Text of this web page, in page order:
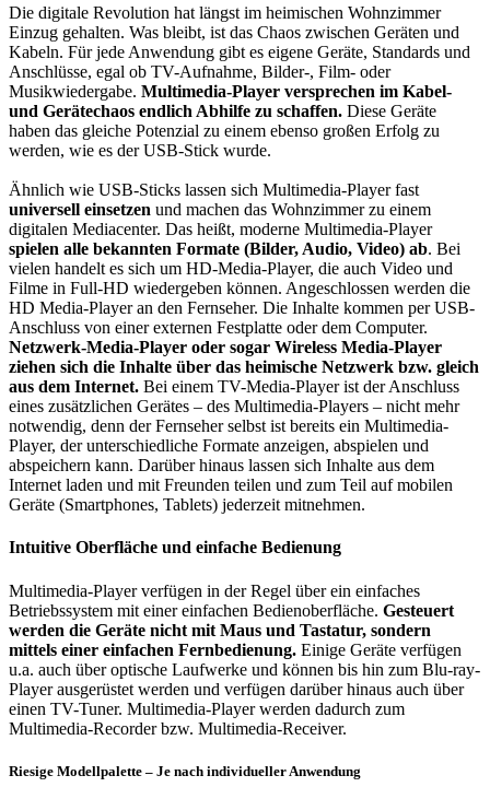
Die digitale Revolution hat längst im heimischen Wohnzimmer
Einzug gehalten. Was bleibt, ist das Chaos zwischen Geräten und
Kabeln. Für jede Anwendung gibt es eigene Geräte, Standards und
Anschlüsse, egal ob TV-Aufnahme, Bilder-, Film- oder
Musikwiedergabe. Multimedia-Player versprechen im Kabel-
und Gerätechaos endlich Abhilfe zu schaffen. Diese Geräte
haben das gleiche Potenzial zu einem ebenso großen Erfolg zu
werden, wie es der USB-Stick wurde.
Ähnlich wie USB-Sticks lassen sich Multimedia-Player fast
universell einsetzen und machen das Wohnzimmer zu einem
digitalen Mediacenter. Das heißt, moderne Multimedia-Player
spielen alle bekannten Formate (Bilder, Audio, Video) ab. Bei
vielen handelt es sich um HD-Media-Player, die auch Video und
Filme in Full-HD wiedergeben können. Angeschlossen werden die
HD Media-Player an den Fernseher. Die Inhalte kommen per USB-
Anschluss von einer externen Festplatte oder dem Computer.
Netzwerk-Media-Player oder sogar Wireless Media-Player
ziehen sich die Inhalte über das heimische Netzwerk bzw. gleich
aus dem Internet. Bei einem TV-Media-Player ist der Anschluss
eines zusätzlichen Gerätes – des Multimedia-Players – nicht mehr
notwendig, denn der Fernseher selbst ist bereits ein Multimedia-
Player, der unterschiedliche Formate anzeigen, abspielen und
abspeichern kann. Darüber hinaus lassen sich Inhalte aus dem
Internet laden und mit Freunden teilen und zum Teil auf mobilen
Geräte (Smartphones, Tablets) jederzeit mitnehmen.
Intuitive Oberfläche und einfache Bedienung
Multimedia-Player verfügen in der Regel über ein einfaches
Betriebssystem mit einer einfachen Bedienoberfläche. Gesteuert
werden die Geräte nicht mit Maus und Tastatur, sondern
mittels einer einfachen Fernbedienung. Einige Geräte verfügen
u.a. auch über optische Laufwerke und können bis hin zum Blu-ray-
Player ausgerüstet werden und verfügen darüber hinaus auch über
einen TV-Tuner. Multimedia-Player werden dadurch zum
Multimedia-Recorder bzw. Multimedia-Receiver.
Riesige Modellpalette – Je nach individueller Anwendung